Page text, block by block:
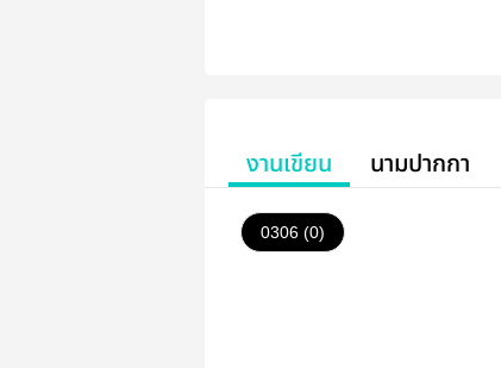
งานเขียน นามปากกา
0306 (0)